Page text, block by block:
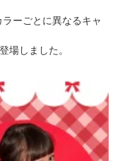
ーごとに異なるキャ
場しました。